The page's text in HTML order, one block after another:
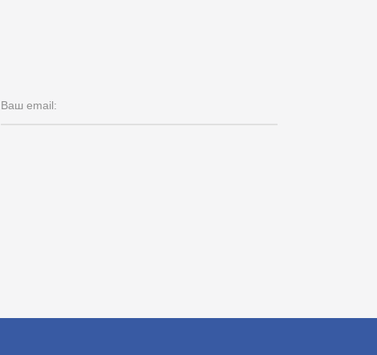
Ваш email: